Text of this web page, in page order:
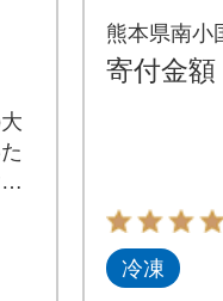
ト 中ト
国)
熊本県南小
寄付金額
冷凍